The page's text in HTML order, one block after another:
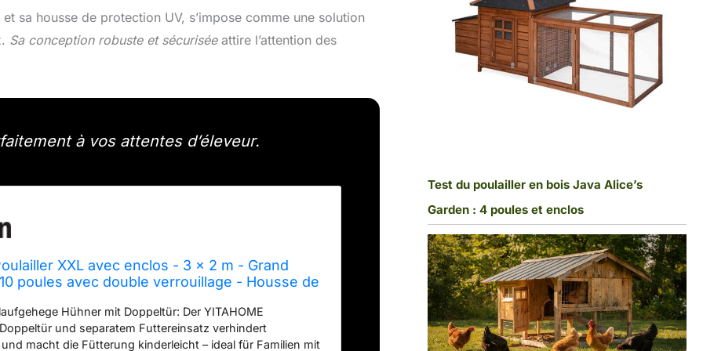
sa housse de protection UV, s’impose comme une solution
Sa conception robuste et sécuriséeattire l’attention des
à vos attentes d’éleveur.
XXL avec enclos - 3 x 2 m - Grand
poules avec double verrouillage - Housse de
(3 x 4 x
Hühner mit Doppeltür: Der YITAHOME
und separatem Futtereinsatz verhindert
macht die Fütterung kinderleicht – ideal für Familien mit
Test du poulailler en bois Java Alice’s
Garden : 4 poules et enclos